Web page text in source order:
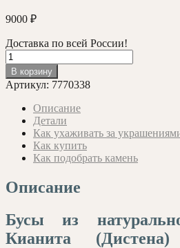
9000 ₽
Доставка по всей России!
Количество
товара
Кианитовое
ожерелье,
дикие
бусины,
55см.,
107гр.
В корзину
Артикул: 7770338
Описание
Детали
Как ухаживать за
Как купить
Как подобрать камень
Описание
Бусы из
Кианита